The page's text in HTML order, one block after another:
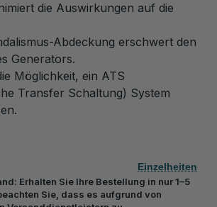
die Auswirkungen auf die
Abdeckung erschwert den
Generators.
Möglichkeit, ein ATS
Transfer Schaltung) System
Einzelheiten
Erhalten Sie Ihre Bestellung in nur 1–5
Sie, dass es aufgrund von